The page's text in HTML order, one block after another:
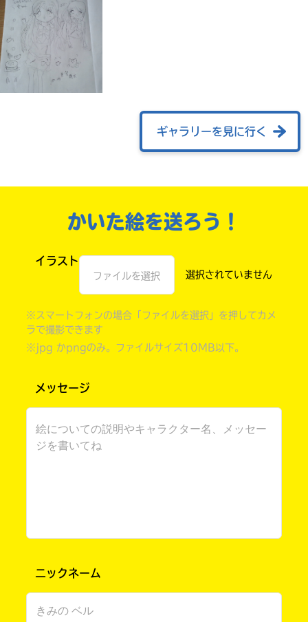
本だなが作れる！
ギャラリーを見に行く
かいた絵を送ろう！
イラスト
ファイルを選択
※スマートフォンの場合「ファイルを選択」を押してカメ
ラで撮影できます
※jpg かpngのみ。ファイルサイズ10MB以下。
メッセージ
ニックネーム